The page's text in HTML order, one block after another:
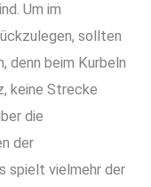
Um im
sollten
denn beim Kurbeln
keine Strecke
die
der
spielt vielmehr der